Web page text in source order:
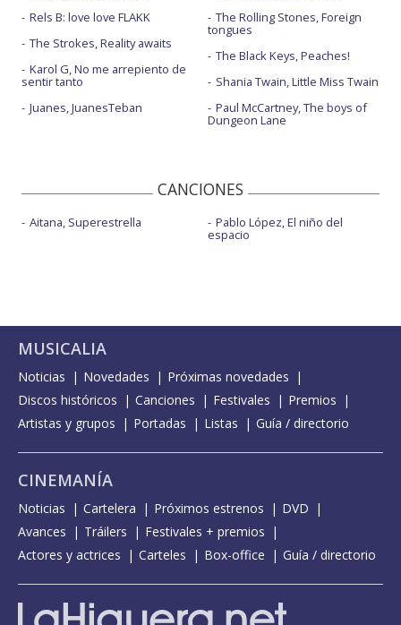
Rels B: love love FLAKK
The Strokes, Reality awaits
Karol G, No me arrepiento de
sentir tanto
Juanes, JuanesTeban
The Rolling Stones, Foreign
tongues
The Black Keys, Peaches!
Shania Twain, Little Miss Twain
Paul McCartney, The boys of
Dungeon Lane
CANCIONES
Aitana, Superestrella Pablo López, El niño del
espacio
MUSICALIA
Noticias Novedades
Próximas novedades
Discos históricos
Canciones Festivales
Premios
Artistas y grupos
Portadas Listas Guía / directorio
CINEMANÍA
Noticias Cartelera Próximos estrenos
DVD
Avances
Tráilers
Festivales + premios
Actores y actrices
Carteles Box-office Guía / directorio